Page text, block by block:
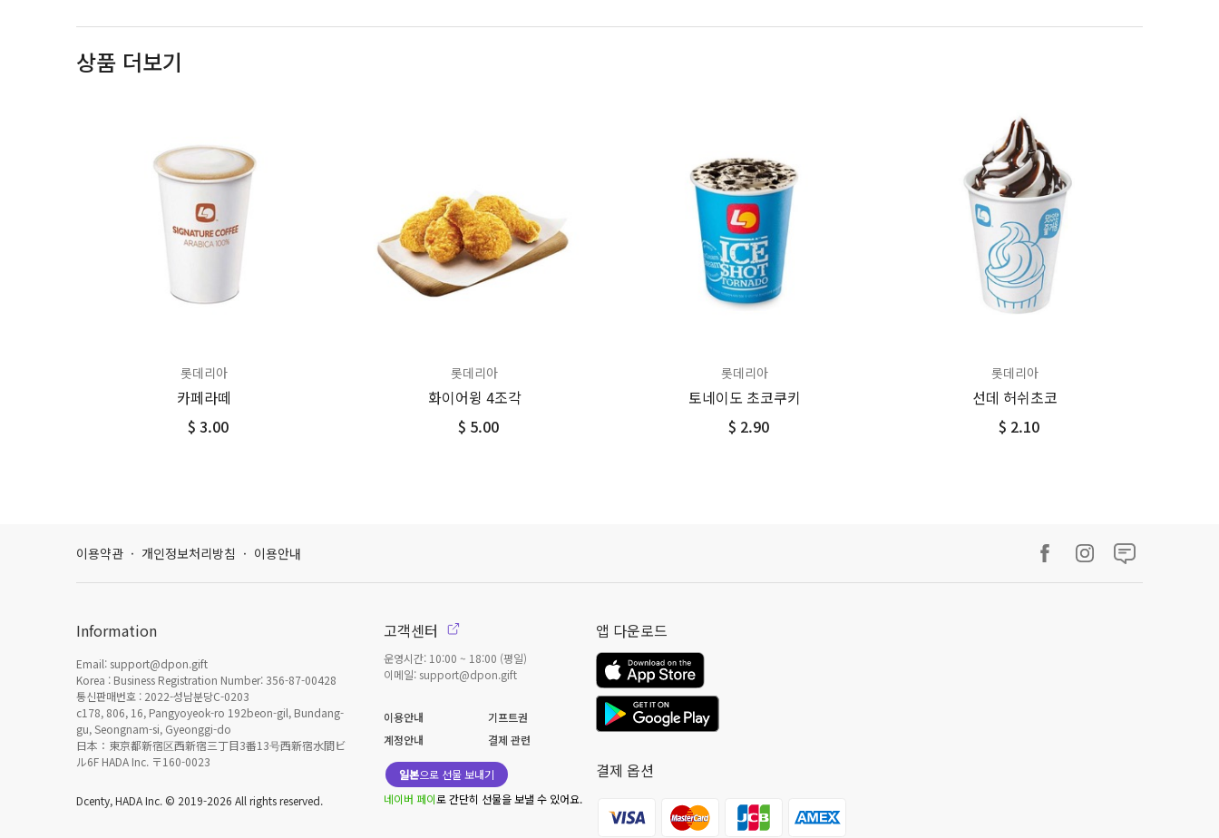
상품 더보기
롯데리아
카페라떼
$ 3.00
롯데리아
화이어윙 4조각
$ 5.00
롯데리아
토네이도 초코쿠키
$ 2.90
롯데리아
선데 허쉬초코
$ 2.10
이용약관 · 개인정보처리방침 · 이용안내
Information
Email: support@dpon.gift
Korea : Business Registration Number: 356-87-00428
통신판매번호 : 2022-성남분당C-0203
c178, 806, 16, Pangyoyeok-ro 192beon-gil, Bundang-
gu, Seongnam-si, Gyeonggi-do
日本：東京都新宿区西新宿三丁目3番13号西新宿水間ビ
ル6F HADA Inc. 〒160-0023
Dcenty, HADA Inc. © 2019-2026 All rights reserved.
고객센터
운영시간: 10:00 ~ 18:00 (평일)
이메일: support@dpon.gift
이용안내
기프트권
계정안내
결제 관련
일본으로 선물 보내기
네이버 페이로 간단히 선물을 보낼 수 있어요.
앱 다운로드
결제 옵션